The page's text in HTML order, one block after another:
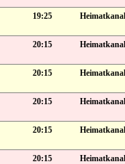
19:25 Heimatkanal
20:15 Heimatkanal
20:15 Heimatkanal
20:15 Heimatkanal
20:15 Heimatkanal
20:15 Heimatkanal